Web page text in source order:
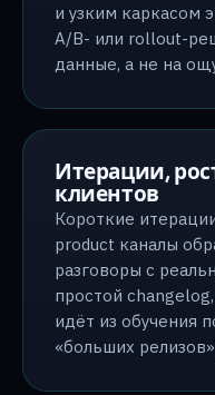
и узким каркасом
A/B- или rollout-
данные, а не на
Итерации,
клиентов
Короткие
product каналы
разговоры с
простой
идёт из обучения
«больших